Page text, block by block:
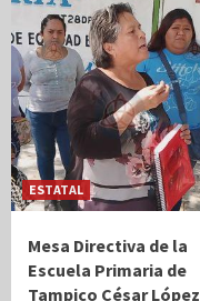
ESTATAL
Mesa Directiva de la
Escuela Primaria de
Tampico César López